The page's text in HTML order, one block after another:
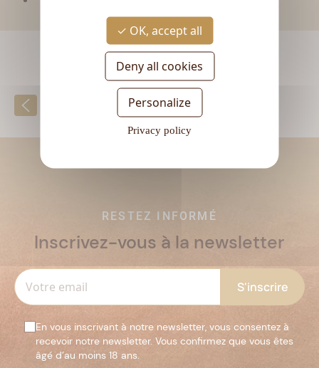
Retour à la liste
RESTEZ INFORMÉ
Inscrivez-vous à la newsletter
En vous inscrivant à notre newsletter, vous consentez à
recevoir notre newsletter. Vous confirmez que vous êtes
âgé d’au moins 18 ans.
OK, accept all
Deny all cookies
Personalize
Privacy policy